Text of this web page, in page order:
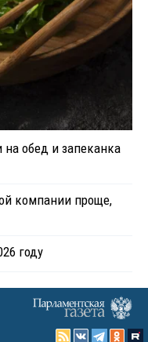
обед и запеканка
компании проще,
году